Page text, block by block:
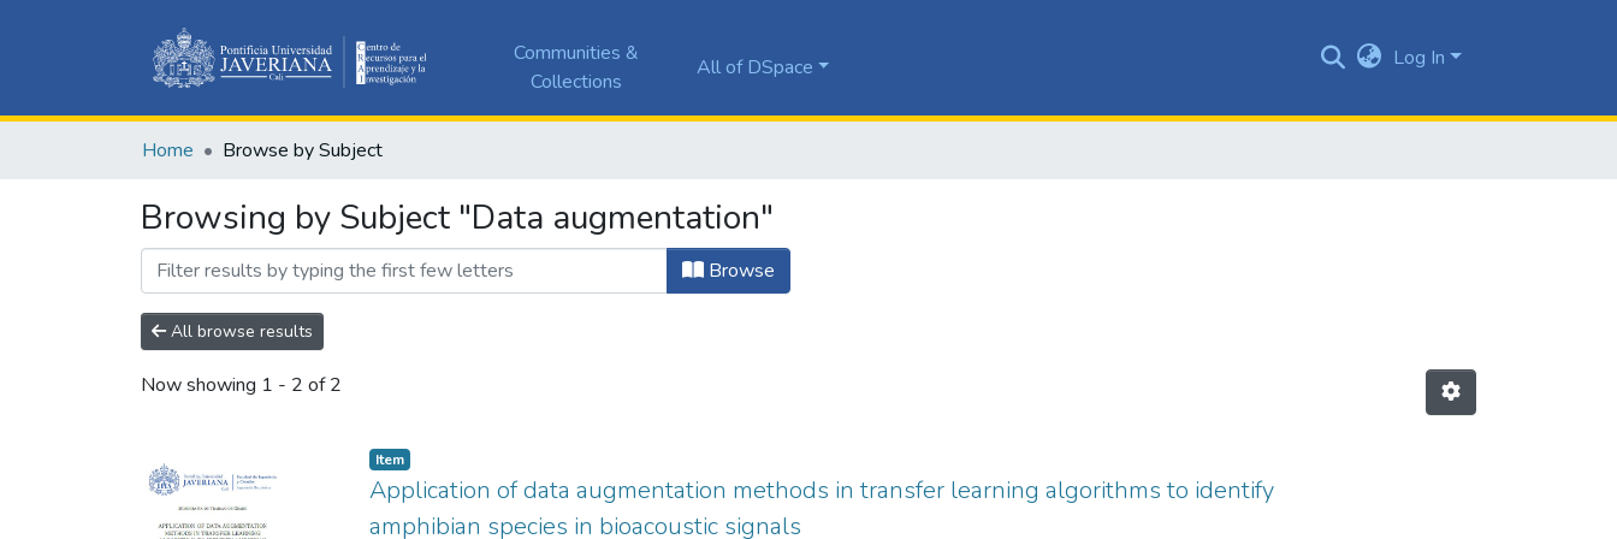
Communities &
Collections
All of DSpace Log In
Home Browse by Subject
Browsing by Subject "Data augmentation"
Browse
All browse results
Now showing 1 - 2 of 2
Item
Application of data augmentation methods in transfer learning algorithms to identify
amphibian species in bioacoustic signals